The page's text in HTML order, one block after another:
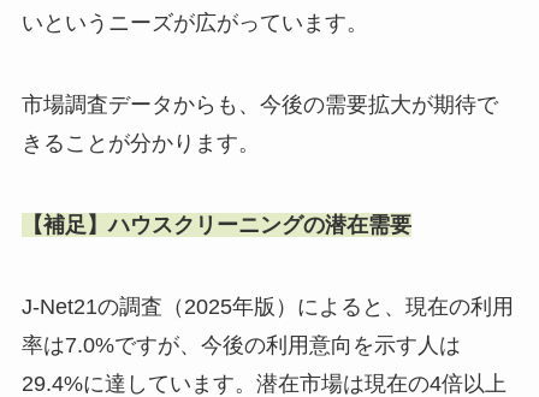
いというニーズが広がっています。
市場調査データからも、今後の需要拡大が期待で
きることが分かります。
【補足】ハウスクリーニングの潜在需要
J-Net21の調査（2025年版）によると、現在の利用
率は7.0%ですが、今後の利用意向を示す人は
29.4%に達しています。潜在市場は現在の4倍以上